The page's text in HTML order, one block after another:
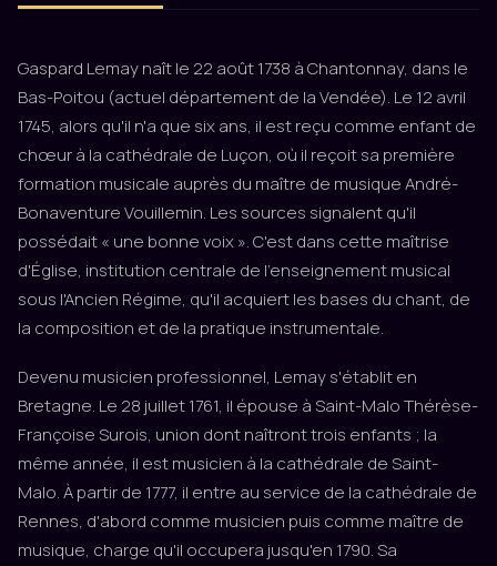
Gaspard Lemay naît le 22 août 1738 à Chantonnay, dans le
Bas-Poitou (actuel département de la Vendée). Le 12 avril
1745, alors qu'il n'a que six ans, il est reçu comme enfant de
chœur à la cathédrale de Luçon, où il reçoit sa première
formation musicale auprès du maître de musique André-
Bonaventure Vouillemin. Les sources signalent qu'il
possédait « une bonne voix ». C'est dans cette maîtrise
d'Église, institution centrale de l'enseignement musical
sous l'Ancien Régime, qu'il acquiert les bases du chant, de
la composition et de la pratique instrumentale.
Devenu musicien professionnel, Lemay s'établit en
Bretagne. Le 28 juillet 1761, il épouse à Saint-Malo Thérèse-
Françoise Surois, union dont naîtront trois enfants ; la
même année, il est musicien à la cathédrale de Saint-
Malo. À partir de 1777, il entre au service de la cathédrale de
Rennes, d'abord comme musicien puis comme maître de
musique, charge qu'il occupera jusqu'en 1790. Sa